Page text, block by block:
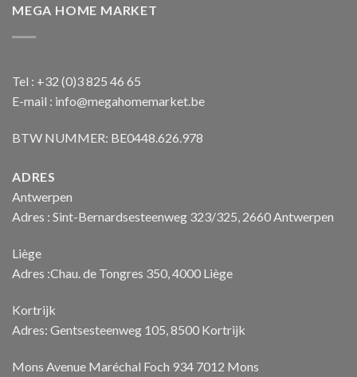
MEGA HOME MARKET
Tel : +32 (0)3 825 46 65
E-mail : info@megahomemarket.be
BTW NUMMER: BE0448.626.978
ADRES
Antwerpen
Adres : Sint-Bernardsesteenweg 323/325, 2660 Antwerpen
Liège
Adres :Chau. de Tongres 350, 4000 Liège
Kortrijk
Adres: Gentsesteenweg 105, 8500 Kortrijk
Mons Avenue Maréchal Foch 934 7012 Mons